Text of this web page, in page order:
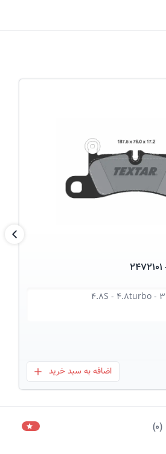
عکس کالا
بعلاوه
اضافه به سبد خرید
(
0
)